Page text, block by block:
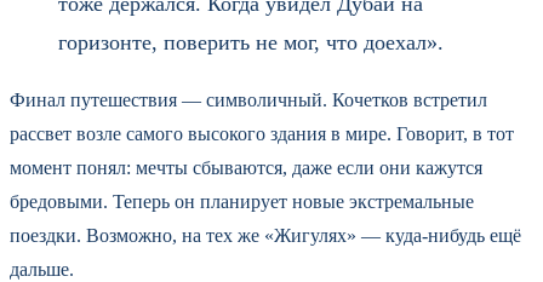
горизонте, поверить не мог, что доехал».
Финал путешествия — символичный. Кочетков встретил
рассвет возле самого высокого здания в мире. Говорит, в тот
момент понял: мечты сбываются, даже если они кажутся
бредовыми. Теперь он планирует новые экстремальные
поездки. Возможно, на тех же «Жигулях» — куда-нибудь ещё
дальше.